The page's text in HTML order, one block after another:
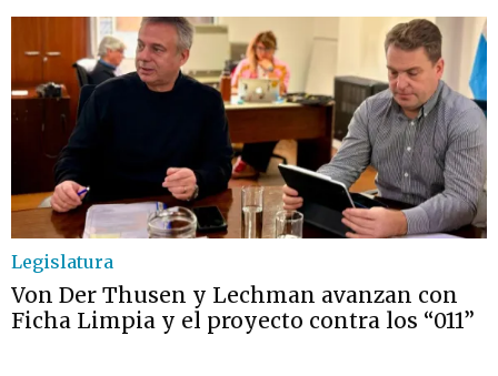
Legislatura
Von Der Thusen y Lechman avanzan con
Ficha Limpia y el proyecto contra los “011”